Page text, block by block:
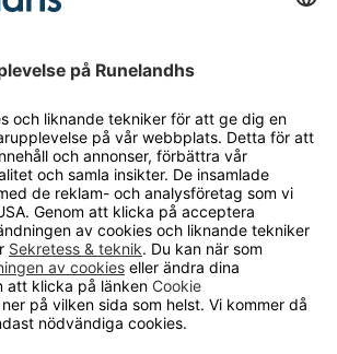
för arbetsplatser i Europa.
oss
det